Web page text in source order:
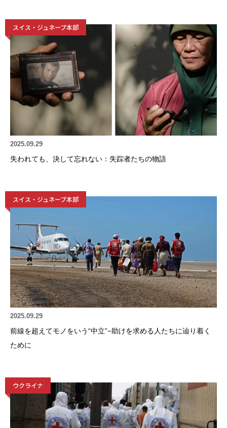
スイス・ジュネーブ本部
2025.09.29
失われても、決して忘れない：失踪者たちの物語
スイス・ジュネーブ本部
2025.09.29
前線を超えてモノをいう“中立”−助けを求める人たちに辿り着く
ために
ウクライナ